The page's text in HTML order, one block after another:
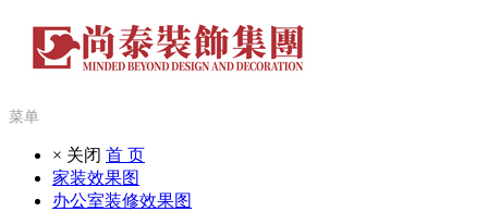
菜单
× 关闭 首 页
家装效果图
办公室装修效果图